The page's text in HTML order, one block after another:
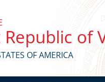
Republic of
OF AMERICA